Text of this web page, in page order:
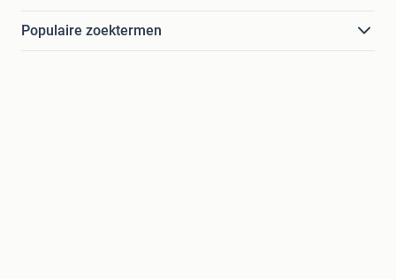
Populaire zoektermen